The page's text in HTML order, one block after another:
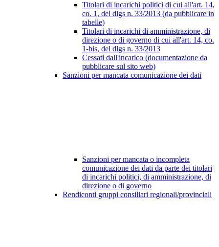
Titolari di incarichi politici di cui all'art. 14,
co. 1, del dlgs n. 33/2013 (da pubblicare in
tabelle)
Titolari di incarichi di amministrazione, di
direzione o di governo di cui all'art. 14, co.
1-bis, del dlgs n. 33/2013
Cessati dall'incarico (documentazione da
pubblicare sul sito web)
Sanzioni per mancata comunicazione dei dati
Sanzioni per mancata o incompleta
comunicazione dei dati da parte dei titolari
di incarichi politici, di amministrazione, di
direzione o di governo
Rendiconti gruppi consiliari regionali/provinciali